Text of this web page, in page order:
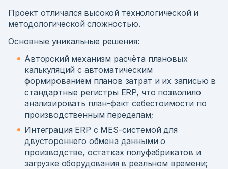
Проект отличался высокой технологической и
методологической сложностью.
Основные уникальные решения:
Авторский механизм расчёта плановых
калькуляций с автоматическим
формированием планов затрат и их записью в
стандартные регистры ERP, что позволило
анализировать план-факт себестоимости по
производственным переделам;
Интеграция ERP с MES-системой для
двустороннего обмена данными о
производстве, остатках полуфабрикатов и
загрузке оборудования в реальном времени;